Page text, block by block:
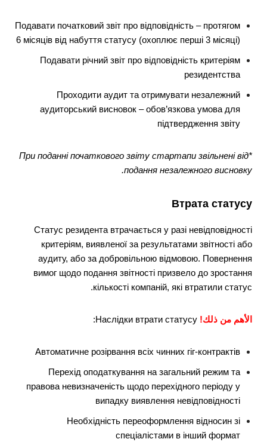
Подавати початковий звіт про відповідність – протягом
6 місяців від набуття статусу (охоплює перші 3 місяці)
Подавати річний звіт про відповідність критеріям
резидентства
Проходити аудит та отримувати незалежний
аудиторський висновок – обов’язкова умова для
підтвердження звіту
*
При поданні початкового звіту стартапи звільнені від
подання незалежного висновку.
Втрата статусу
Статус резидента втрачається у разі невідповідності
критеріям, виявленої за результатами звітності або
аудиту, або за добровільною відмовою. Повернення
вимог щодо подання звітності призвело до зростання
кількості компаній, які втратили статус.
الأهم من ذلك! Наслідки втрати статусу:
Автоматичне розірвання всіх чинних гіг-контрактів
Перехід оподаткування на загальний режим та
правова невизначеність щодо перехідного періоду у
випадку виявлення невідповідності
Необхідність переоформлення відносин зі
спеціалістами в інший формат